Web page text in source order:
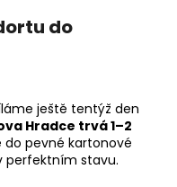
do
ještě tentýž den
Hradce trvá 1–2
do pevné kartonové
perfektním stavu.